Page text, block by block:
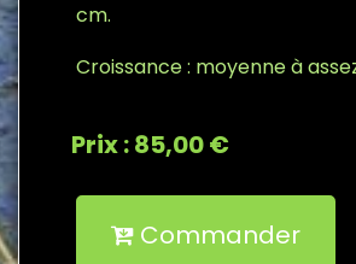
cm.
Croissance : moyenne à
Prix : 85,00 €
Commander